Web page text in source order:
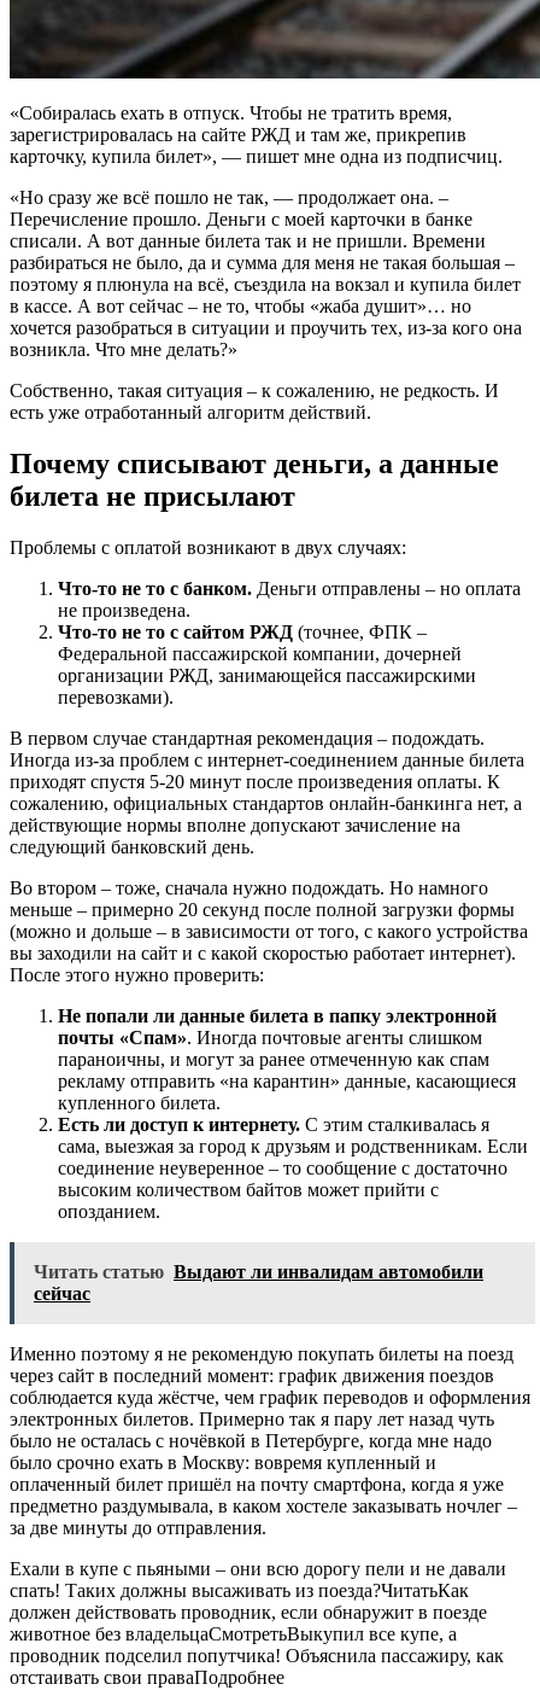
«Собиралась ехать в отпуск. Чтобы не тратить время,
зарегистрировалась на сайте РЖД и там же, прикрепив
карточку, купила билет», — пишет мне одна из подписчиц.
«Но сразу же всё пошло не так, — продолжает она. –
Перечисление прошло. Деньги с моей карточки в банке
списали. А вот данные билета так и не пришли. Времени
разбираться не было, да и сумма для меня не такая большая –
поэтому я плюнула на всё, съездила на вокзал и купила билет
в кассе. А вот сейчас – не то, чтобы «жаба душит»… но
хочется разобраться в ситуации и проучить тех, из-за кого она
возникла. Что мне делать?»
Собственно, такая ситуация – к сожалению, не редкость. И
есть уже отработанный алгоритм действий.
Почему списывают деньги, а данные
билета не присылают
Проблемы с оплатой возникают в двух случаях:
Что-то не то с банком. Деньги отправлены – но оплата
не произведена.
Что-то не то с сайтом РЖД (точнее, ФПК –
Федеральной пассажирской компании, дочерней
организации РЖД, занимающейся пассажирскими
перевозками).
В первом случае стандартная рекомендация – подождать.
Иногда из-за проблем с интернет-соединением данные билета
приходят спустя 5-20 минут после произведения оплаты. К
сожалению, официальных стандартов онлайн-банкинга нет, а
действующие нормы вполне допускают зачисление на
следующий банковский день.
Во втором – тоже, сначала нужно подождать. Но намного
меньше – примерно 20 секунд после полной загрузки формы
(можно и дольше – в зависимости от того, с какого устройства
вы заходили на сайт и с какой скоростью работает интернет).
После этого нужно проверить:
Не попали ли данные билета в папку электронной
почты «Спам». Иногда почтовые агенты слишком
параноичны, и могут за ранее отмеченную как спам
рекламу отправить «на карантин» данные, касающиеся
купленного билета.
Есть ли доступ к интернету. С этим сталкивалась я
сама, выезжая за город к друзьям и родственникам. Если
соединение неуверенное – то сообщение с достаточно
высоким количеством байтов может прийти с
опозданием.
Читать статью Выдают ли инвалидам автомобили
сейчас
Именно поэтому я не рекомендую покупать билеты на поезд
через сайт в последний момент: график движения поездов
соблюдается куда жёстче, чем график переводов и оформления
электронных билетов. Примерно так я пару лет назад чуть
было не осталась с ночёвкой в Петербурге, когда мне надо
было срочно ехать в Москву: вовремя купленный и
оплаченный билет пришёл на почту смартфона, когда я уже
предметно раздумывала, в каком хостеле заказывать ночлег –
за две минуты до отправления.
Ехали в купе с пьяными – они всю дорогу пели и не давали
спать! Таких должны высаживать из поезда?ЧитатьКак
должен действовать проводник, если обнаружит в поезде
животное без владельцаСмотретьВыкупил все купе, а
проводник подселил попутчика! Объяснила пассажиру, как
отстаивать свои праваПодробнее